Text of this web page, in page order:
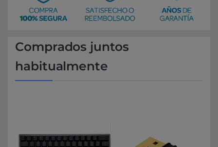
Comprados juntos
habitualmente